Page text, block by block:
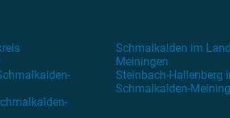
Schmalkalden im
Meiningen
Steinbach-Hallenberg
Schmalkalden-